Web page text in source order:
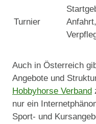
Turnier
Anfahrt,
Auch in Österreich
Angebote und
Hobbyhorse Verband
nur ein
Sport- und